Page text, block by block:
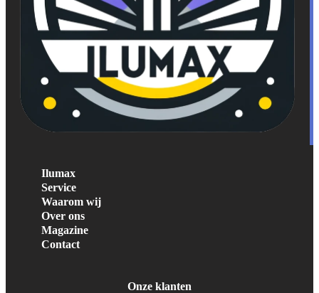
Ilumax
Service
Waarom wij
Over ons
Magazine
Contact
Onze klanten